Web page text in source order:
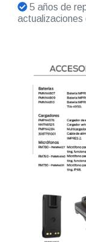
5 años de
actualizaciones